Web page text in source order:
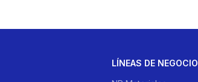
LÍNEAS DE NEGOCIO